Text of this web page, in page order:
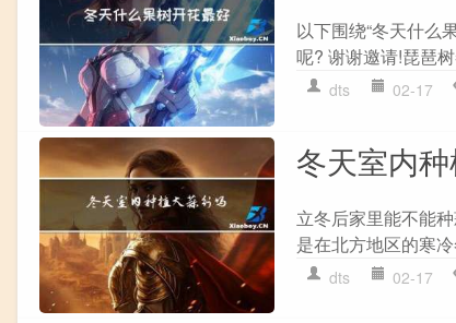
以下围绕“冬天什么
呢? 谢谢邀请!琵琶
dts 02-17
冬天室内
立冬后家里能不能
是在北方地区的寒
dts 02-17